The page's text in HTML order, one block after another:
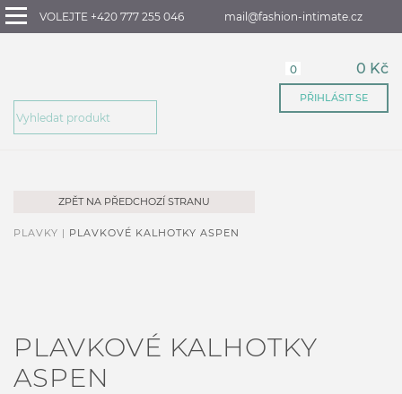
VOLEJTE +420 777 255 046 mail@fashion-intimate.cz
0 0 Kč
PŘIHLÁSIT SE
ZPĚT NA PŘEDCHOZÍ STRANU
PLAVKY | PLAVKOVÉ KALHOTKY ASPEN
PLAVKOVÉ KALHOTKY
ASPEN